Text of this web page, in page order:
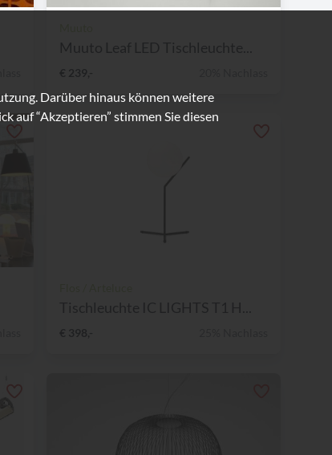
Muuto Leaf LED Tischleuchte...
€ 239,-
Darüber hinaus können weitere
auf “Akzeptieren” stimmen Sie diesen